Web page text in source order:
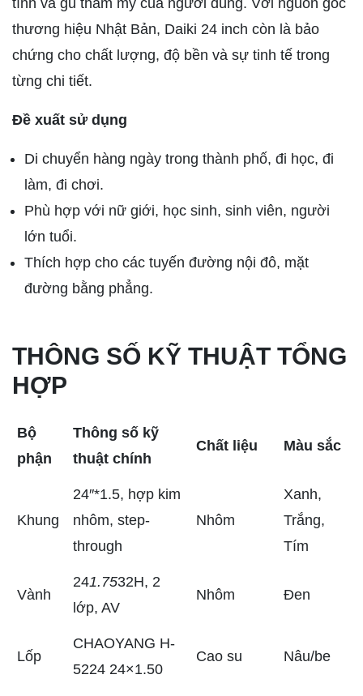
tính và gu thẩm mỹ của người dùng. Với nguồn gốc
thương hiệu Nhật Bản, Daiki 24 inch còn là bảo
chứng cho chất lượng, độ bền và sự tinh tế trong
từng chi tiết.
Đề xuất sử dụng
Di chuyển hàng ngày trong thành phố, đi học, đi
làm, đi chơi.
Phù hợp với nữ giới, học sinh, sinh viên, người
lớn tuổi.
Thích hợp cho các tuyến đường nội đô, mặt
đường bằng phẳng.
THÔNG SỐ KỸ THUẬT TỔNG
HỢP
Bộ
phận
Thông số kỹ
thuật chính
Chất liệu Màu sắc
Khung
24″*1.5, hợp kim
nhôm, step-
through
Nhôm
Xanh,
Trắng,
Tím
Vành
241.7532H, 2
lớp, AV
Nhôm Đen
Lốp
CHAOYANG H-
5224 24×1.50
Cao su Nâu/be